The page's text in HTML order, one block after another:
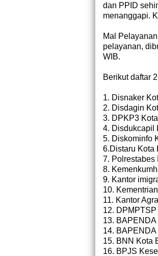
dan PPID
menanggapi.
Mal
pelayanan,
WIB.
Berikut daftar
1. Disnaker
2. Disdagin
3. DPKP3
4. Disdukcapil
5. Diskominfo
6.Distaru Kota
7. Polrestabes
8.
9. Kantor
10.
11. Kantor
12.
13.
14.
15. BNN Kota
16. BPJS